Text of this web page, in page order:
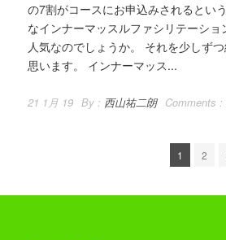
の7割がコースにお申込みされるとい
なインナーマッスルファシリテーショ
人気なのでしょうか。 それを少しず
思います。 インナーマッス...
21 1月 19 By : 西山祐二朗 Comments :
1 2